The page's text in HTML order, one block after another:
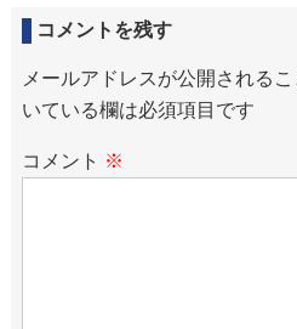
コメントを残す
メールアドレスが公開されるこ
いている欄は必須項目です
コメント ※